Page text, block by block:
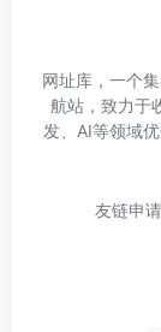
网址库，一个
航站，致力于
发、AI等领域
友链申请